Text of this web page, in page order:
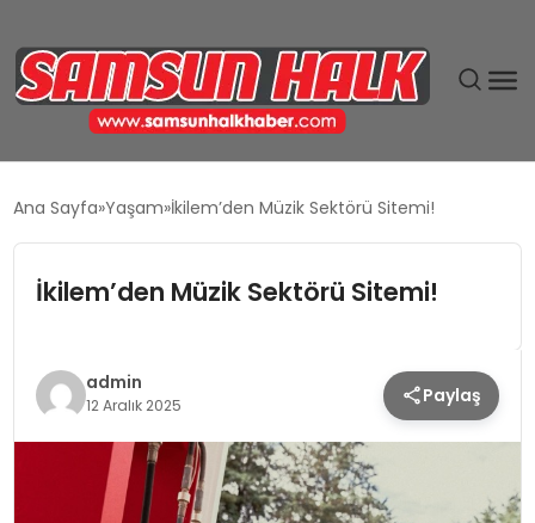
GÜNDEM
MAGAZIN
SIYASET
Ana Sayfa Yaşam İkilem’den Müzik Sektörü Sitemi!
İkilem’den Müzik Sektörü Sitemi!
admin
12 Aralık 2025 Paylaş